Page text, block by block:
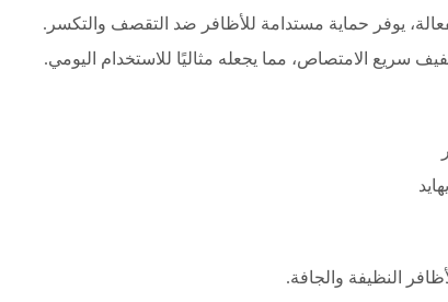
يوفر حماية مستدامة للأظافر ضد التقصف والتكسر.
سريع الامتصاص، مما يجعله مثاليًا للاستخدام اليومي.
النظيفة والجافة.